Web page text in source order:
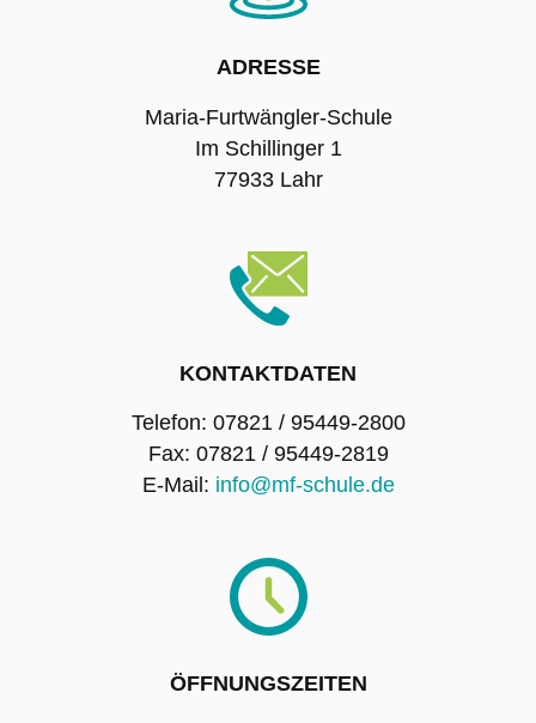
ADRESSE
Maria-Furtwängler-Schule
Im Schillinger 1
77933 Lahr
KONTAKTDATEN
Telefon: 07821 / 95449-2800
Fax: 07821 / 95449-2819
E-Mail: info@mf-schule.de
ÖFFNUNGSZEITEN